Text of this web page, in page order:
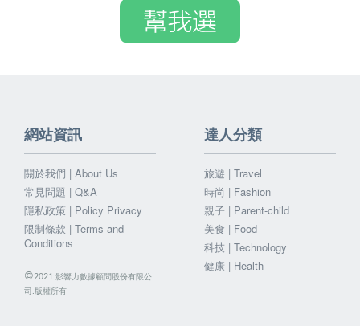
網站資訊
關於我們 | About Us
常見問題 | Q&A
隱私政策 | Policy Privacy
限制條款 | Terms and
Conditions
©2021 影響力數據顧問股份有限公
司.版權所有
達人分類
旅遊 | Travel
時尚 | Fashion
親子 | Parent-child
美食 | Food
科技 | Technology
健康 | Health